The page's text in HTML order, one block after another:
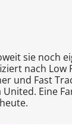
sie noch
nach Low
und Fast
Eine